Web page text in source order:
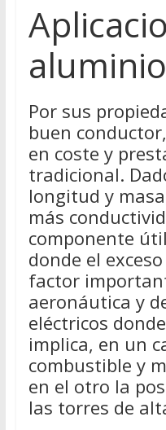
aluminio
Por sus
buen
en coste y
tradicional.
longitud y
más
componente
donde el
factor
aeronáutica y
eléctricos
implica, en un
combustible y
en el otro la
las torres de